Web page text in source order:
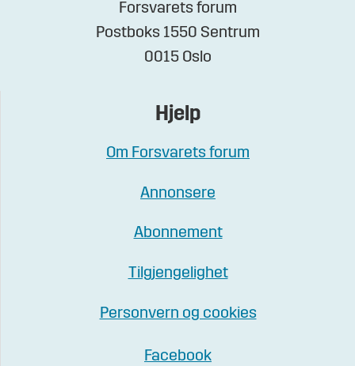
Forsvarets forum
Postboks 1550 Sentrum
0015 Oslo
Hjelp
Om Forsvarets forum
Annonsere
Abonnement
Tilgjengelighet
Personvern og cookies
Facebook